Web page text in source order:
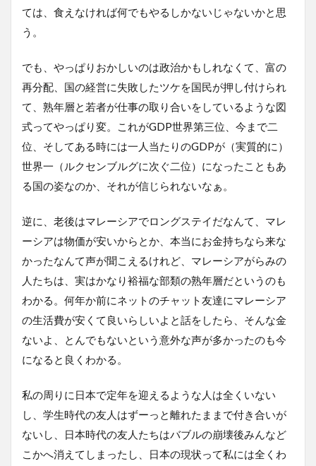
ては、食えなければ何でもやるしかないじゃないかと思
う。
でも、やっぱりおかしいのは政治かもしれなくて、富の
再分配、国の経営に失敗したツケを国民が押し付けられ
て、熟年層と若者が仕事の取り合いをしているような図
式ってやっぱり変。これがGDP世界第三位、今まで二
位、そしてある時には一人当たりのGDPが（実質的に）
世界一（ルクセンブルグに次ぐ二位）になったこともあ
る国の姿なのか、それが信じられないなぁ。
逆に、老後はマレーシアでロングステイだなんて、マレ
ーシアは物価が安いからとか、本当にお金持ちなら来な
かったなんて声が聞こえるけれど、マレーシアがらみの
人たちは、実はかなり裕福な部類の熟年層だというのも
わかる。何年か前にネットのチャット友達にマレーシア
の生活費が安くて良いらしいよと話をしたら、そんな金
ないよ、とんでもないという意外な声が多かったのも今
になると良くわかる。
私の周りに日本で定年を迎えるような人は全くいない
し、学生時代の友人はずーっと離れたままで付き合いが
ないし、日本時代の友人たちはバブルの崩壊後みんなど
こかへ消えてしまったし、日本の現状って私には全くわ